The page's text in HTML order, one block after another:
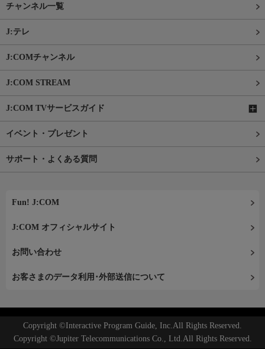
チャンネル一覧
J:テレ
J:COMチャンネル
J:COM STREAM
J:COM TVサービスガイド
イベント・プレゼント
サポート・よくある質問
Fun! J:COM
J:COM オフィシャルサイト
お問い合わせ
お客さまのデータ利用･外部送信について
Copyright ©Interactive Program Guide, Inc.All Rights Reserved.
Copyright ©Jupiter Telecommunications Co., Ltd.All Rights Reserved.